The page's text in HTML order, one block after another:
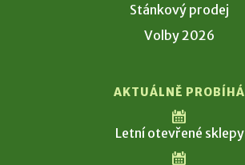
Stánkový prodej
Volby 2026
AKTUÁLNĚ PROBÍHÁ
Letní otevřené sklepy